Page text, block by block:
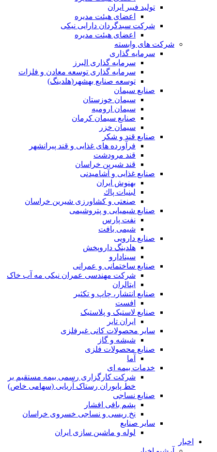
تولید فیبر ایران
اعضای هیئت مدیره
شرکت سبدگردان دارایی نیکی
اعضای هیئت مدیره
شرکت های وابسته
سرمایه گذاری
سرمایه گذاری البرز
سرمایه گذاری توسعه معادن و فلزات
توسعه‌ صنایع‌ بهشهر(هلدینگ)
صنایع سیمان
سیمان خوزستان
سیمان ارومیه
صنایع سیمان کرمان
سیمان خزر
صنایع قند و شکر
فرآورده های غذایی و قند پیرانشهر
قند مرودشت
قند شیرین خراسان
صنایع غذايی و آشاميدنی
بهنوش ایران
لبنيات پاك
صنعتی و کشاورزی شیرین خراسان
صنایع شیمیایی و پتروشیمی
نفت پارس
شیمی بافت
صنایع دارویی
هلدینگ داروپخش
سینادارو
صنایع ساختمانی و عمرانی
شرکت مهندسی عمران نیکی مه آب خاک
ایتالران
صنایع انتشار، چاپ و تکثير
افست
صنایع لاستیک و پلاستیک
ایران تایر
ساير محصولات كانی غيرفلزی
شیشه و گاز
صنایع محصولات فلزی
آما
خدمات بیمه ای
شرکت کارگزاری رسمی بیمه مستقیم بر
خط پایوران رستاک آریایی (سهامی خاص)
صنایع نساجی
پشم بافی افشار
نخ ریسی و نساجی خسروی خراسان
سایر صنایع
لوله و ماشین سازی ایران
اخبار